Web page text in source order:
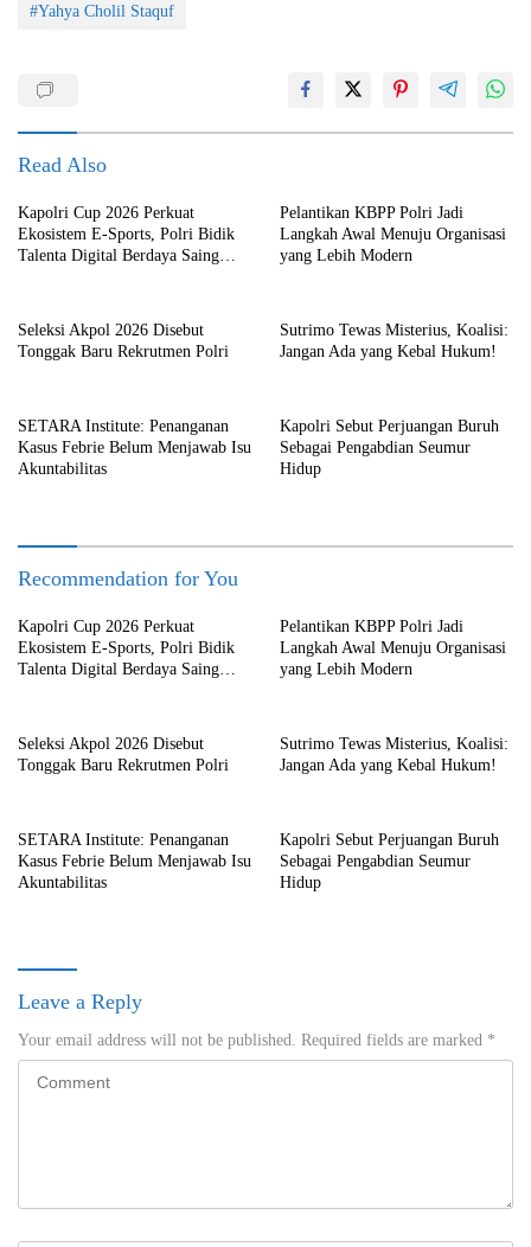
#Yahya Cholil Staquf
Read Also
Kapolri Cup 2026 Perkuat
Ekosistem E-Sports, Polri Bidik
Talenta Digital Berdaya Saing
Pelantikan KBPP Polri Jadi
Langkah Awal Menuju Organisasi
yang Lebih Modern
Seleksi Akpol 2026 Disebut
Tonggak Baru Rekrutmen Polri
Sutrimo Tewas Misterius, Koalisi:
Jangan Ada yang Kebal Hukum!
SETARA Institute: Penanganan
Kasus Febrie Belum Menjawab Isu
Akuntabilitas
Kapolri Sebut Perjuangan Buruh
Sebagai Pengabdian Seumur
Hidup
Recommendation for You
Kapolri Cup 2026 Perkuat
Ekosistem E-Sports, Polri Bidik
Talenta Digital Berdaya Saing
Pelantikan KBPP Polri Jadi
Langkah Awal Menuju Organisasi
yang Lebih Modern
Seleksi Akpol 2026 Disebut
Tonggak Baru Rekrutmen Polri
Sutrimo Tewas Misterius, Koalisi:
Jangan Ada yang Kebal Hukum!
SETARA Institute: Penanganan
Kasus Febrie Belum Menjawab Isu
Akuntabilitas
Kapolri Sebut Perjuangan Buruh
Sebagai Pengabdian Seumur
Hidup
Leave a Reply
Your email address will not be published. Required fields are marked *